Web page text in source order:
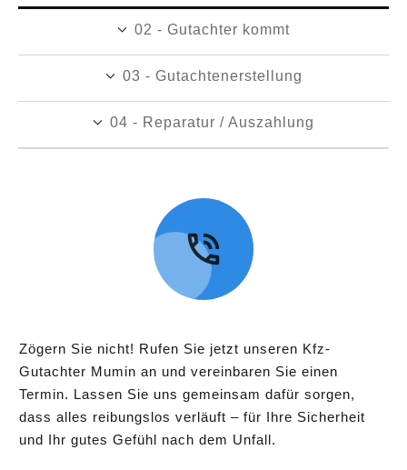
02 - Gutachter kommt
03 - Gutachtenerstellung
04 - Reparatur / Auszahlung
Zögern Sie nicht! Rufen Sie jetzt unseren Kfz-
Gutachter Mumin an und vereinbaren Sie einen
Termin. Lassen Sie uns gemeinsam dafür sorgen,
dass alles reibungslos verläuft – für Ihre Sicherheit
und Ihr gutes Gefühl nach dem Unfall.